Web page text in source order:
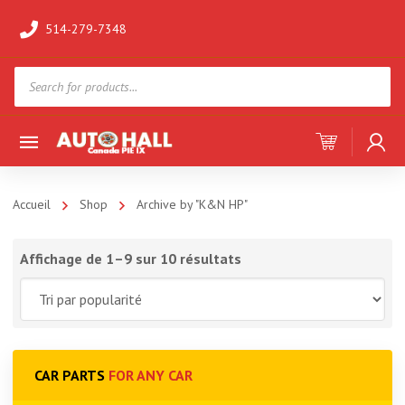
514-279-7348
search
Accueil Shop Archive by "K&N HP"
Affichage de 1–9 sur 10 résultats
CAR PARTS FOR ANY CAR